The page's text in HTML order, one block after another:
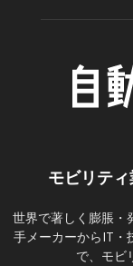
モビリテ
世界で著しく膨脹・
手メーカーからIT・
で、モビ